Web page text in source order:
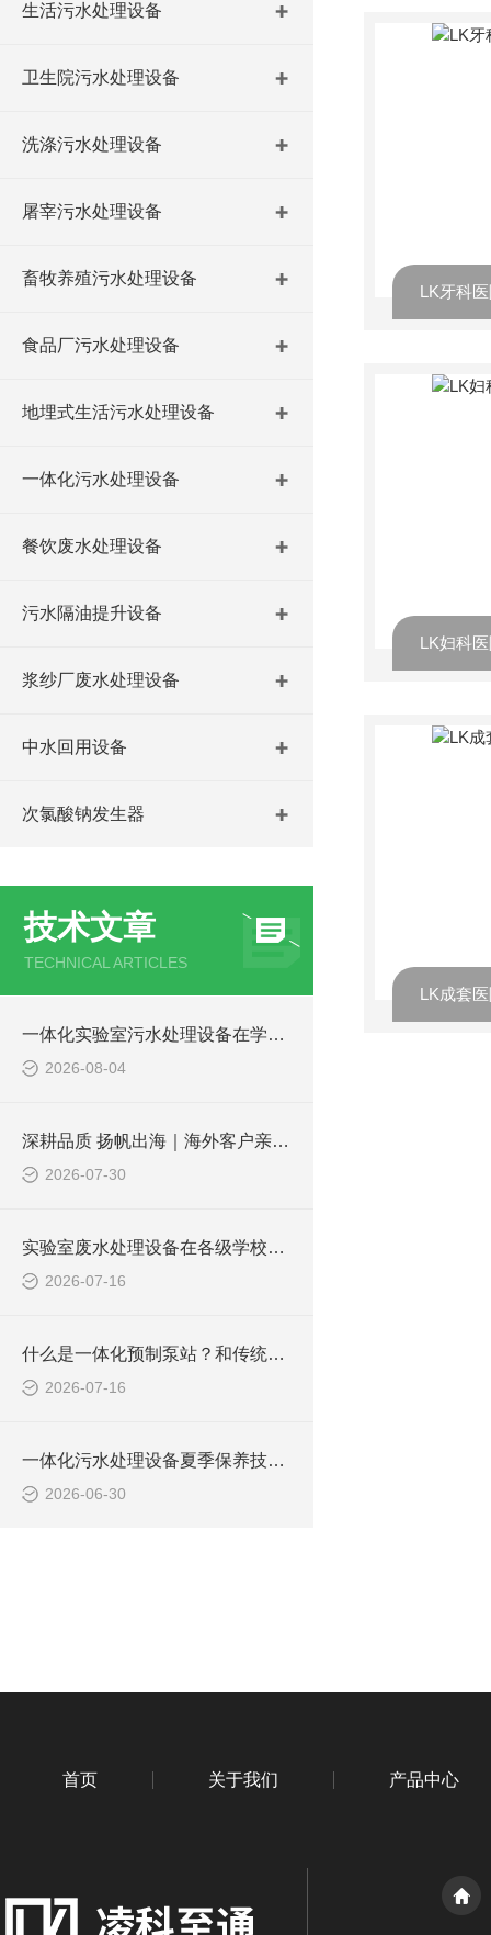
生活污水处理设备
卫生院污水处理设备
洗涤污水处理设备
屠宰污水处理设备
畜牧养殖污水处理设备
食品厂污水处理设备
地埋式生活污水处理设备
一体化污水处理设备
餐饮废水处理设备
污水隔油提升设备
浆纱厂废水处理设备
中水回用设备
次氯酸钠发生器
技术文章
TECHNICAL ARTICLES
一体化实验室污水处理设备在学校化学实验室的应用
2026-08-04
深耕品质 扬帆出海｜海外客户亲临凌科环保厂区实地验收设备
2026-07-30
实验室废水处理设备在各级学校的应用
2026-07-16
什么是一体化预制泵站？和传统泵站有何区别？
2026-07-16
一体化污水处理设备夏季保养技巧 降低故障稳定达标
2026-06-30
LK牙科
LK妇科
LK成套
首页 关于我们 产品中心